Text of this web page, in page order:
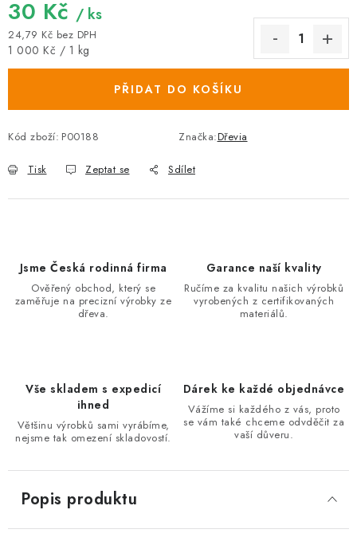
30 Kč / ks
24,79 Kč bez DPH
Měrná cena:
1 000 Kč / 1 kg
PŘIDAT DO KOŠÍKU
Kód zboží: P00188 Značka:Dřevia
Tisk Zeptat se Sdílet
Jsme Česká rodinná firma
Ověřený obchod, který se
zaměřuje na precizní výrobky ze
dřeva.
Garance naší kvality
Ručíme za kvalitu našich výrobků
vyrobených z certifikovaných
materiálů.
Vše skladem s expedicí
ihned
Většinu výrobků sami vyrábíme,
nejsme tak omezení skladovostí.
Dárek ke každé objednávce
Vážíme si každého z vás, proto
se vám také chceme odvděčit za
vaší důveru.
Popis produktu